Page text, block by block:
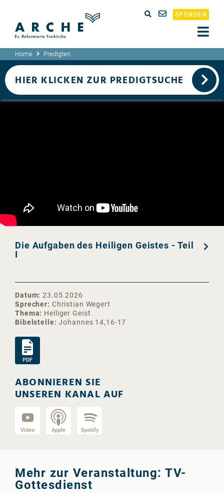
SPENDEN
Home Predigten
Die Aufgaben des Heiligen Geistes - Teil
I
Datum 23.05.2026
Sprecher
Christian Wegert
Thema
Heiliger Geist
Bibelstelle Johannes 14,16-17
PDF
ABONNIEREN SIE
UNSEREN KANAL AUF
Video Apple Spotify
HIER KLICKEN ZUR PREDIGTSUCHE
Mehr zur Veranstaltung: TV-
Gottesdienst